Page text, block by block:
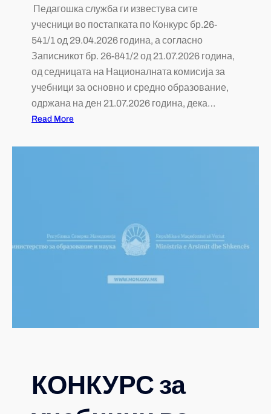
Педагошка служба ги известува сите
учесници во постапката по Конкурс бр.26-
541/1 од 29.04.2026 година, а согласно
Записникот бр. 26-841/2 од 21.07.2026 година,
од седницата на Националната комисија за
учебници за основно и средно образование,
одржана на ден 21.07.2026 година, дека…
Read More
КОНКУРС за